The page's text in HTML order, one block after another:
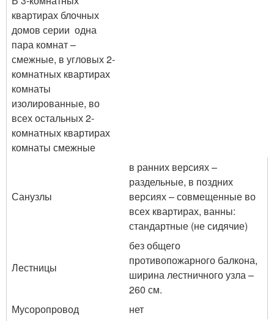
квартирах блочных
домов серии одна
пара комнат –
смежные, в угловых 2-
комнатных квартирах
комнаты
изолированные, во
всех остальных 2-
комнатных квартирах
комнаты смежные
Санузлы
в ранних версиях –
раздельные, в поздних
версиях – совмещенные во
всех квартирах, ванны:
стандартные (не сидячие)
Лестницы
без общего
противопожарного балкона,
ширина лестничного узла –
260 см.
Мусоропровод
нет